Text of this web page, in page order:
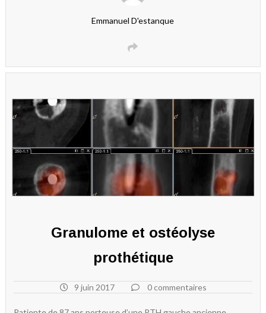
Emmanuel D'estanque
Granulome et ostéolyse
prothétique
9 juin 2017 0 commentaires